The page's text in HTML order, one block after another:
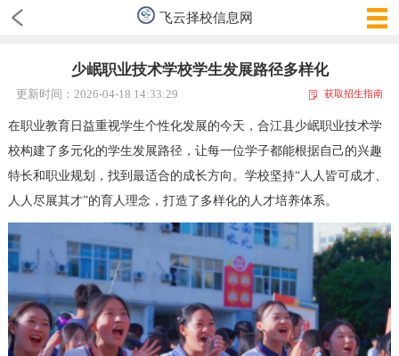
飞云择校信息网
少岷职业技术学校学生发展路径多样化
更新时间：2026-04-18 14:33:29 获取招生指南
在职业教育日益重视学生个性化发展的今天，合江县少岷职业技术学
校构建了多元化的学生发展路径，让每一位学子都能根据自己的兴趣
特长和职业规划，找到最适合的成长方向。学校坚持“人人皆可成才、
人人尽展其才”的育人理念，打造了多样化的人才培养体系。